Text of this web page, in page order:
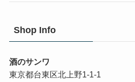
Shop Info
酒のサンワ
東京都台東区北上野1-1-1